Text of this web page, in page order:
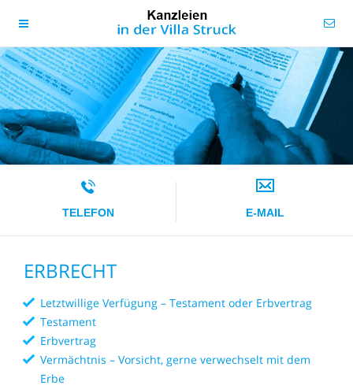
TELEFON E-MAIL
ERBRECHT
Letztwillige Verfügung – Testament oder Erbvertrag
Testament
Erbvertrag
Vermächtnis – Vorsicht, gerne verwechselt mit dem
Erbe